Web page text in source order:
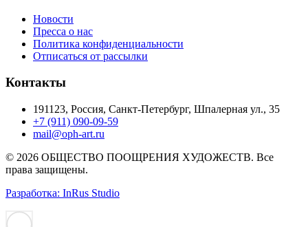
Новости
Пресса о нас
Политика конфиденциальности
Отписаться от рассылки
Контакты
191123, Россия, Санкт-Петербург, Шпалерная ул., 35
+7 (911) 090-09-59
mail@oph-art.ru
© 2026 ОБЩЕСТВО ПООЩРЕНИЯ ХУДОЖЕСТВ. Все
права защищены.
Разработка: InRus Studio